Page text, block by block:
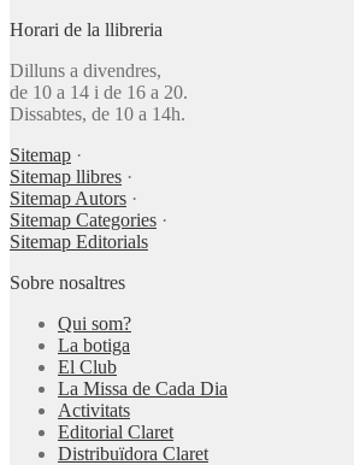
Horari de la llibreria
Dilluns a divendres,
de 10 a 14 i de 16 a 20.
Dissabtes, de 10 a 14h.
Sitemap ·
Sitemap llibres ·
Sitemap Autors ·
Sitemap Categories ·
Sitemap Editorials
Sobre nosaltres
Qui som?
La botiga
El Club
La Missa de Cada Dia
Activitats
Editorial Claret
Distribuïdora Claret